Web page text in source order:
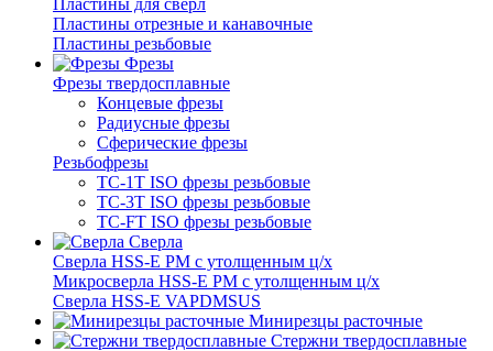
Пластины для сверл
Пластины отрезные и канавочные
Пластины резьбовые
Фрезы
Фрезы твердосплавные
Концевые фрезы
Радиусные фрезы
Сферические фрезы
Резьбофрезы
TC-1T ISO фрезы резьбовые
TC-3T ISO фрезы резьбовые
TC-FT ISO фрезы резьбовые
Сверла
Cверла HSS-E PM c утолщенным ц/х
Микросверла HSS-E PM c утолщенным ц/х
Сверла HSS-E VAPDMSUS
Минирезцы расточные
Cтержни твердосплавные